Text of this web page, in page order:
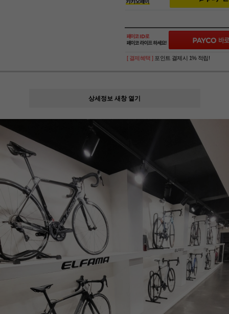
페이코 ID로
[ 결제혜택 ] 포인트 결제시 1% 적립!
상세정보 새창 열기